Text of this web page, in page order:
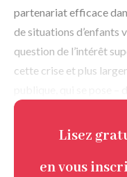
partenariat efficace
de situations d’enfants
question de l’intérêt
cette crise et plus
Lisez
en vous